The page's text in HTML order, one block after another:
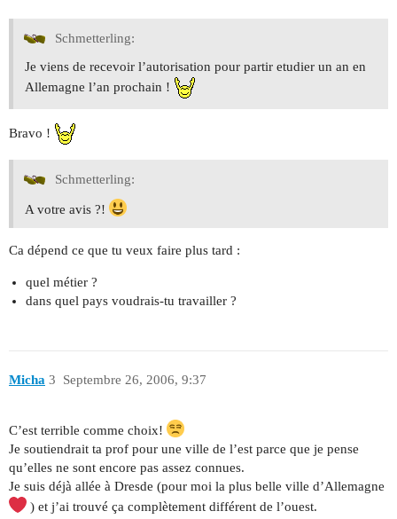
Schmetterling:
Je viens de recevoir l’autorisation pour partir etudier un an en
Allemagne l’an prochain !
Bravo !
Schmetterling:
A votre avis ?!
Ca dépend ce que tu veux faire plus tard :
quel métier ?
dans quel pays voudrais-tu travailler ?
Micha Septembre 26, 2006, 9:37
3
C’est terrible comme choix!
Je soutiendrait ta prof pour une ville de l’est parce que je pense
qu’elles ne sont encore pas assez connues.
Je suis déjà allée à Dresde (pour moi la plus belle ville d’Allemagne
) et j’ai trouvé ça complètement différent de l’ouest.